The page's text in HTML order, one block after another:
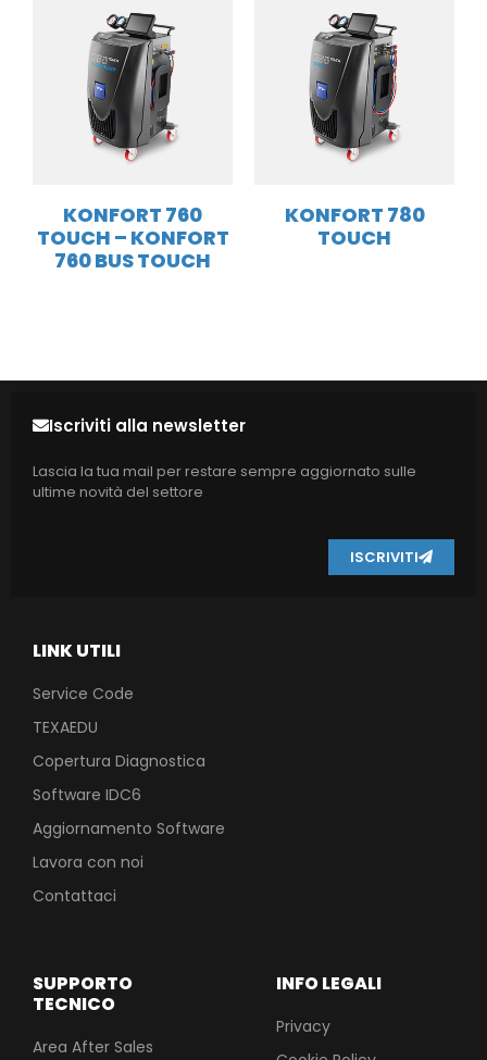
KONFORT 760
TOUCH – KONFORT
760 BUS TOUCH
KONFORT 780
TOUCH
INFO LEGALI
Privacy
SUPPORTO
TECNICO
Area After Sales
LINK UTILI
Service Code
TEXAEDU
Copertura Diagnostica
Software IDC6
Aggiornamento Software
Lavora con noi
Contattaci
Iscriviti alla newsletter
Lascia la tua mail per restare sempre aggiornato sulle
ultime novità del settore
ISCRIVITI